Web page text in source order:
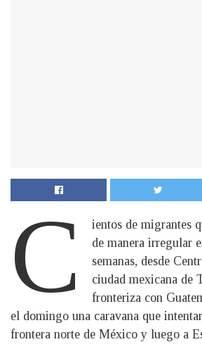
C
ientos de migrantes
de manera irregular
semanas, desde
ciudad mexicana de
fronteriza con
el domingo una caravana que
frontera norte de México y luego a